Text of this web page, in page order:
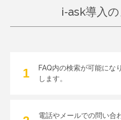
i-ask導入
FAQ内の検索が可能になり
します。
電話やメールでの問い合